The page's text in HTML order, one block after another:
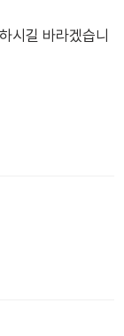
시길 바라겠습니